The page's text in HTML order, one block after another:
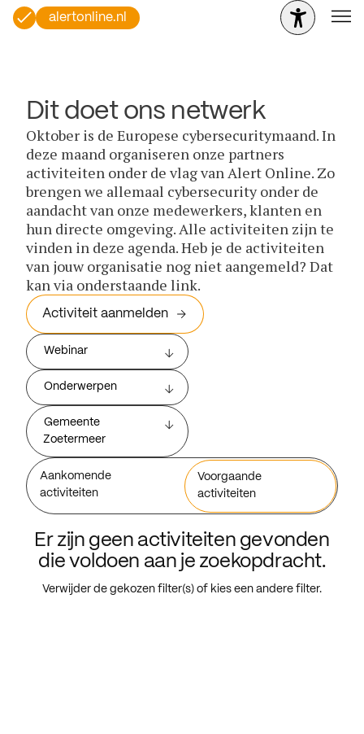
alertonline.nl
Dit doet ons netwerk
Oktober is de Europese cybersecuritymaand. In
deze maand organiseren onze partners
activiteiten onder de vlag van Alert Online. Zo
brengen we allemaal cybersecurity onder de
aandacht van onze medewerkers, klanten en
hun directe omgeving. Alle activiteiten zijn te
vinden in deze agenda. Heb je de activiteiten
van jouw organisatie nog niet aangemeld? Dat
kan via onderstaande link.
Activiteit aanmelden
Webinar
Onderwerpen
Gemeente
Zoetermeer
Aankomende
activiteiten
Voorgaande
activiteiten
Er zijn geen activiteiten gevonden
die voldoen aan je zoekopdracht.
Verwijder de gekozen filter(s) of kies een andere filter.